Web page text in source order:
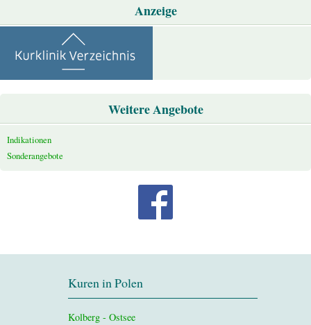
Anzeige
Weitere Angebote
Indikationen
Sonderangebote
Kuren in Polen
Kolberg - Ostsee